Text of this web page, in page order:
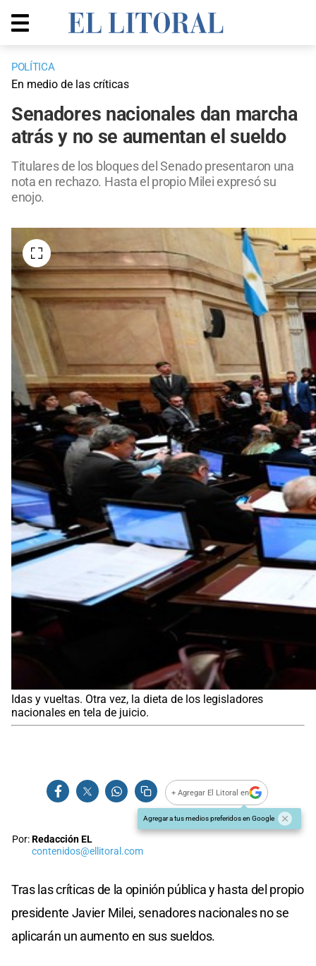
POLÍTICA
En medio de las críticas
Senadores nacionales dan marcha
atrás y no se aumentan el sueldo
Titulares de los bloques del Senado presentaron una
nota en rechazo. Hasta el propio Milei expresó su
enojo.
Idas y vueltas. Otra vez, la dieta de los legisladores
nacionales en tela de juicio.
+ Agregar El Litoral en
Agregar a tus medios preferidos en Google
Por:Redacción EL
contenidos@ellitoral.com
Tras las críticas de la opinión pública y hasta del propio
presidente Javier Milei, senadores nacionales no se
aplicarán un aumento en sus sueldos.